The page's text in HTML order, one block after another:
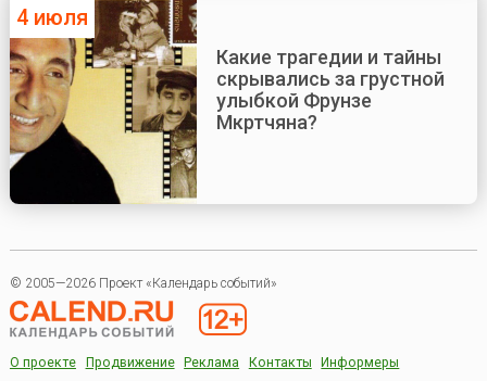
4 июля
Какие трагедии и тайны
скрывались за грустной
улыбкой Фрунзе
Мкртчяна?
© 2005—2026 Проект «Календарь событий»
О проекте Продвижение Реклама Контакты Информеры